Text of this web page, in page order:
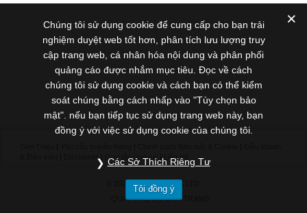
Disclaimer| Quy tắc ứng xử | Liên Hệ
© 2020 NONPARENTS LTD.
QUAY TRỞ LẠI ĐẦU TRANG
Chúng tôi sử dụng cookie để cung cấp cho bạn trải
nghiệm duyệt web tốt hơn, phân tích lưu lượng truy
cập trang web, cá nhân hóa nội dung và phân phối
quảng cáo được nhắm mục tiêu. Đọc về cách
chúng tôi sử dụng cookie và cách bạn có thể kiểm
soát chúng bằng cách nhấp vào "Tùy chọn bảo
mật". nếu bạn tiếp tục sử dụng trang web này, bạn
đồng ý với việc sử dụng cookie của chúng tôi.
Các Sở Thích Riêng Tư
Tôi đồng ý